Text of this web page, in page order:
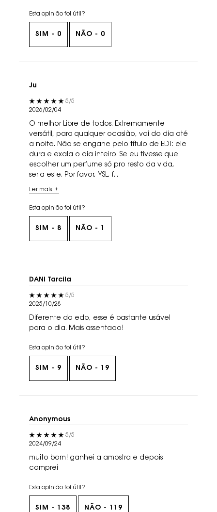
Esta opinião foi útil?
SIM - 0 NÃO - 0
Ju
5 out of 5 stars.5/5
2026/02/04
O melhor Libre de todos. Extremamente
versátil, para qualquer ocasião, vai do dia até
a noite. Não se engane pelo título de EDT: ele
dura e exala o dia inteiro. Se eu tivesse que
escolher um perfume só pro resto da vida,
seria este. Por favor, YSL, f...
Ler mais
Esta opinião foi útil?
SIM - 8 NÃO - 1
DANI Tarcila
5 out of 5 stars.5/5
2025/10/28
Diferente do edp, esse é bastante usável
para o dia. Mais assentado!
Esta opinião foi útil?
SIM - 9 NÃO - 19
Anonymous
5 out of 5 stars.5/5
2024/09/24
muito bom! ganhei a amostra e depois
comprei
Esta opinião foi útil?
SIM - 138 NÃO - 119